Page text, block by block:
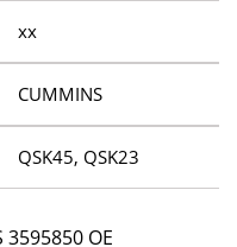
xx
CUMMINS
QSK45, QSK23